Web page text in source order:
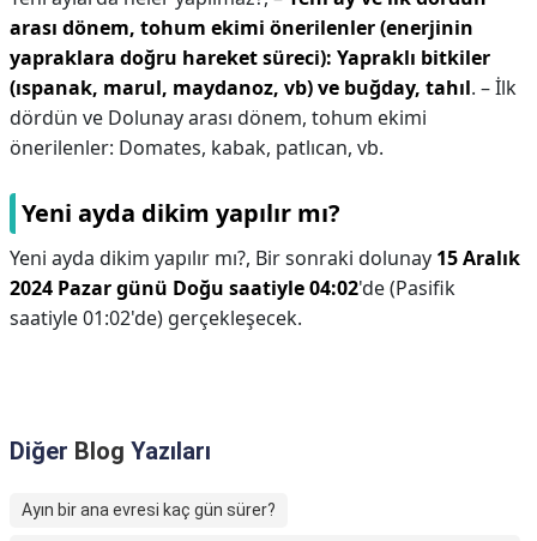
arası dönem, tohum ekimi önerilenler (enerjinin
yapraklara doğru hareket süreci): Yapraklı bitkiler
(ıspanak, marul, maydanoz, vb) ve buğday, tahıl. – İlk
dördün ve Dolunay arası dönem, tohum ekimi
önerilenler: Domates, kabak, patlıcan, vb.
Yeni ayda dikim yapılır mı?
Yeni ayda dikim yapılır mı?, Bir sonraki dolunay 15 Aralık
2024 Pazar günü Doğu saatiyle 04:02'de (Pasifik
saatiyle 01:02'de) gerçekleşecek.
Diğer Blog Yazıları
Ayın bir ana evresi kaç gün sürer?